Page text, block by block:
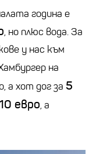
година е
, но плюс вода. За
у нас към
на
а хот дог за 5
евро, а